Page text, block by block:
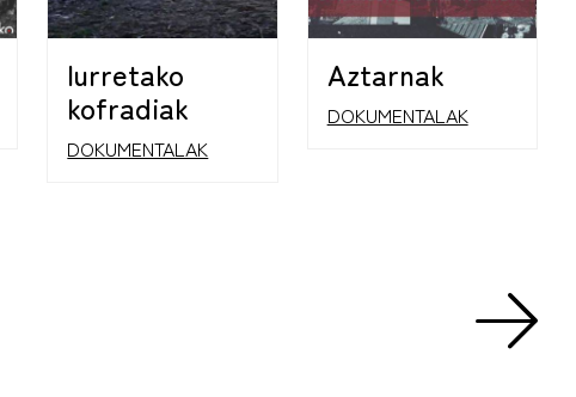
Iurretako
kofradiak
DOKUMENTALAK
Aztarnak
DOKUMENTALAK